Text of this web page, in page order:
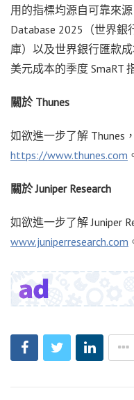
用的指標均源自可靠來
Database 2025（世界
庫）以及世界銀行匯款
美元成本的季度 SmaRT
關於 Thunes
如欲進一步了解 Thunes
https://www.thunes.com
關於 Juniper Research
如欲進一步了解 Juniper
www.juniperresearch.com